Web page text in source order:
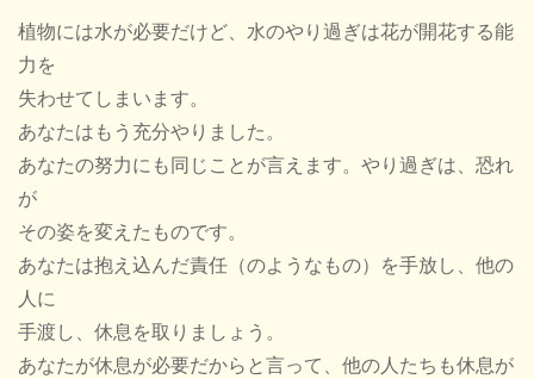
植物には水が必要だけど、水のやり過ぎは花が開花する能
力を
失わせてしまいます。
あなたはもう充分やりました。
あなたの努力にも同じことが言えます。やり過ぎは、恐れ
が
その姿を変えたものです。
あなたは抱え込んだ責任（のようなもの）を手放し、他の
人に
手渡し、休息を取りましょう。
あなたが休息が必要だからと言って、他の人たちも休息が